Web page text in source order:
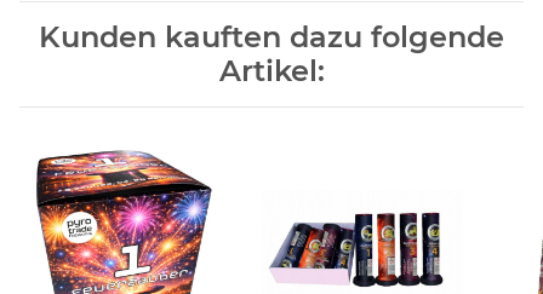
Kunden kauften dazu folgende
Artikel: